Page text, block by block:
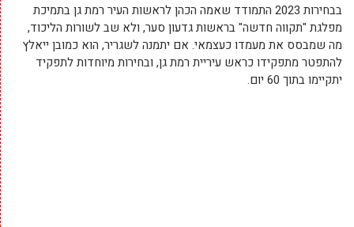
בבחירות 2023 התמודד שאמה הכהן לראשות העיר רמת גן בתמיכת
מפלגת "תקווה חדשה" בראשות גדעון סער, ולא שב לשורות הליכוד,
מה שמבסס את מעמדו כעצמאי. אם יתמנה לשגריר, הוא כמובן ייאלץ
להתפטר מתפקידו כראש עיריית רמת גן, ובחירות מיוחדות לתפקיד
יתקיימו בתוך 60 יום.